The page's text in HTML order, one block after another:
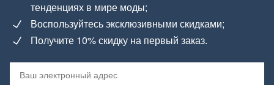
тенденциях в мире моды;
Воспользуйтесь эксклюзивными скидками;
Получите 10% скидку на первый заказ.